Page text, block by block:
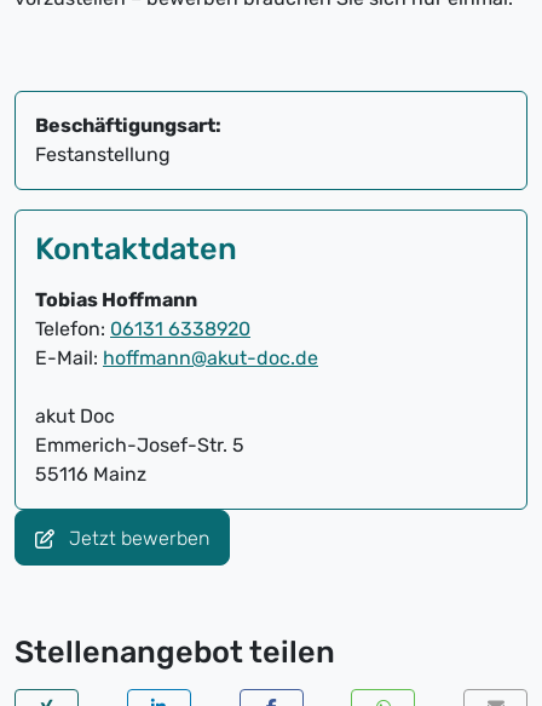
Beschäftigungsart:
Festanstellung
Kontaktdaten
Tobias Hoffmann
Telefon: 06131 6338920
E-Mail: hoffmann@akut-doc.de
akut Doc
Emmerich-Josef-Str. 5
55116 Mainz
Jetzt bewerben
Stellenangebot teilen